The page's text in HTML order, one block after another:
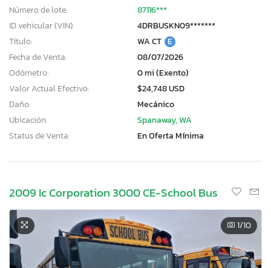
Número de lote:
87116***
ID vehicular (VIN):
4DRBUSKN09*******
Título:
WA CT E
Fecha de Venta:
08/07/2026
Odómetro:
0 mi (Exento)
Valor Actual Efectivo:
$24,748 USD
Daño:
Mecánico
Ubicación:
Spanaway, WA
Status de Venta:
En Oferta Mínima
2009 Ic Corporation 3000 CE-School Bus
1/10